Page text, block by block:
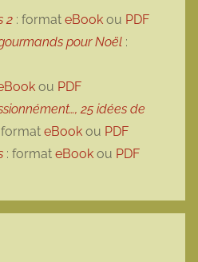
2 : format eBook ou PDF
pour Noël :
ou PDF
25 idées de
format eBook ou PDF
: format eBook ou PDF